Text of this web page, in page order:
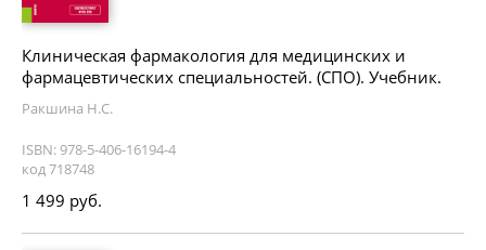
Клиническая фармакология для медицинских и
фармацевтических специальностей. (СПО). Учебник.
Ракшина Н.С.
ISBN: 978-5-406-16194-4
код 718748
1 499 руб.